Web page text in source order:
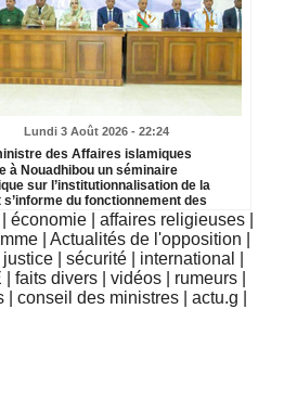
Lundi 3 Août 2026 - 22:24
des Affaires islamiques
à Nouadhibou un séminaire
sur l’institutionnalisation de la
s’informe du fonctionnement des
relevant du secteur
économie affaires religieuses
Actualités de l'opposition
justice sécurité international
faits divers vidéos rumeurs
conseil des ministres actu.g